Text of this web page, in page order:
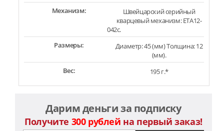
Механизм:
Швейцарский серийный
кварцевый механизм: ETA12-
042c.
Размеры:
Диаметр: 45 (мм) Толщина: 12
(мм).
Вес:
195 г.*
Дарим деньги за подписку
Получите 300 рублей на первый заказ!